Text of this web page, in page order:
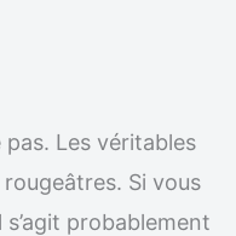
pas. Les véritables
Si vous
probablement